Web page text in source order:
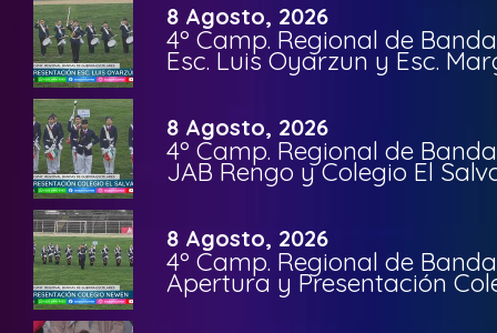
8 Agosto, 2026
4º Camp. Regional de
Esc. Luis Oyarzun y Esc.
8 Agosto, 2026
4º Camp. Regional de
JAB Rengo y Colegio El
8 Agosto, 2026
4º Camp. Regional de
Apertura y Presentación